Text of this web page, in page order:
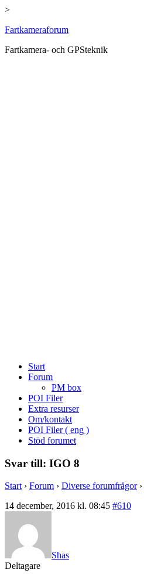
>
Hoppa
innehåll
Fartkameraforum
Fartkamera- och GPSteknik
Start
Forum
PM box
POI Filer
Extra resurser
Om/kontakt
POI Filer ( eng )
Stöd forumet
Svar till: IGO 8
Start › Forum › Diverse forumfrågor ›
14 december, 2016 kl. 08:45 #610
Shas
Deltagare